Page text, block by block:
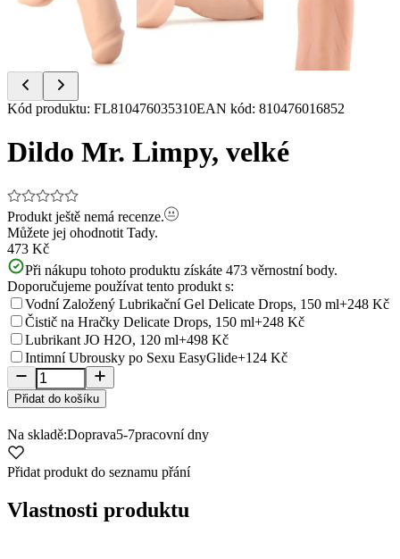
Item
of
Kód produktu: FL810476035310EAN kód: 810476016852
Dildo Mr. Limpy, velké
Produkt ještě nemá recenze.
Můžete jej ohodnotit Tady.
473 Kč
Při nákupu tohoto produktu získáte 473 věrnostní body.
Doporučujeme používat tento produkt s:
Vodní Založený Lubrikační Gel Delicate Drops, 150 ml+248 Kč
Čistič na Hračky Delicate Drops, 150 ml+248 Kč
Lubrikant JO H2O, 120 ml+498 Kč
Intimní Ubrousky po Sexu EasyGlide+124 Kč
Přidat do košíku
Na skladě:Doprava5-7pracovní dny
Přidat produkt do seznamu přání
Vlastnosti produktu